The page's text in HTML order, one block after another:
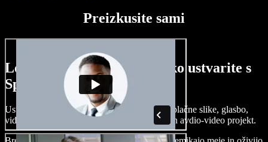
Preizkusite sami
Le nekaj primerov, kaj lahko ustvarite s
Speechify Studio.
Ustvarjajte govorne posnetke, dodajajte brezplačne slike, glasbo,
videe, klonirajte svoj glas in pripravite celoten avdio-video projekt.